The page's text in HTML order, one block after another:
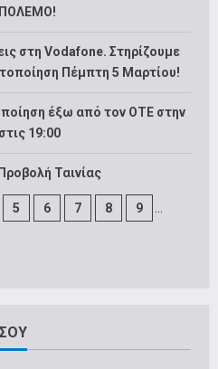
στη Vodafone. Στηρίζουμε
Πέμπτη 5 Μαρτίου!
έξω από τον ΟΤΕ στην
19:00
Ταινίας
5 6 7 8 9 ...